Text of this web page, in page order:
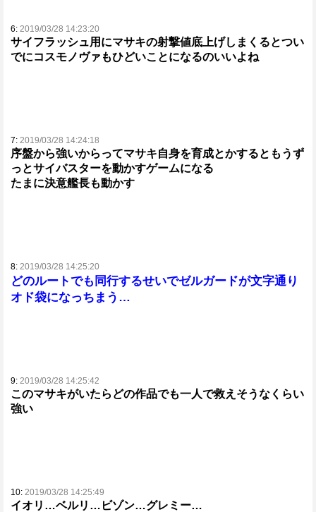
6: 2019/03/28 14:23:20
サイフラッシュ用にマサキの射撃値底上げしまくるとつい
でにコスモノヴァもひどいことになるのいいよね
7: 2019/03/28 14:24:18
序盤から強いからってマサキ自身を育成とかするともうず
っとサイバスターを動かすゲームになる
たまに決意艦長も動かす
8: 2019/03/28 14:25:20
どのルートでも同行するせいでゼルガードが文字通り
オド袋になっちまう…
9: 2019/03/28 14:25:42
このマサキがいたらどの作品でも一人で救えそうなくらい
強い
10: 2019/03/28 14:25:49
イオリ…ベルリ…ビゾン…グレミー…